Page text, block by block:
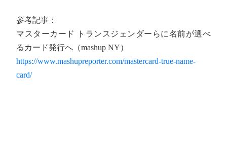
参考記事：
マスターカード トランスジェンダーらに名前が選べ
るカード発行へ（mashup NY）
https://www.mashupreporter.com/mastercard-true-name-
card/